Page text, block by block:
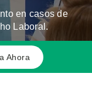
en casos de
Laboral.
QUE
Ahora